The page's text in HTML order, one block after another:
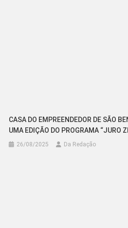
CASA DO EMPREENDEDOR DE SÃO
UMA EDIÇÃO DO PROGRAMA “JURO
26/08/2025 Da Redação